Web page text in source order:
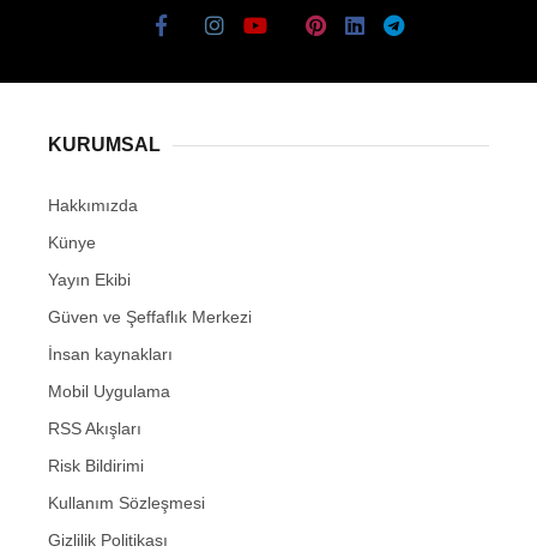
KURUMSAL
Hakkımızda
Künye
Yayın Ekibi
Güven ve Şeffaflık Merkezi
İnsan kaynakları
Mobil Uygulama
RSS Akışları
Risk Bildirimi
Kullanım Sözleşmesi
Gizlilik Politikası